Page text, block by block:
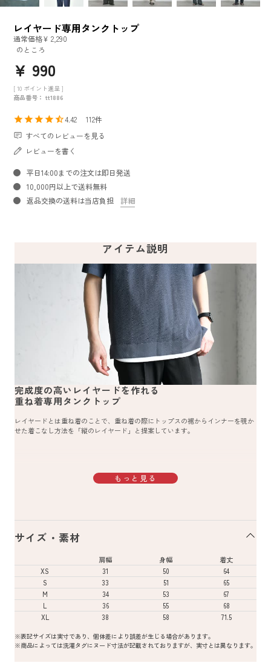
レイヤード専用タンクトップ
通常価格¥ 2,290
のところ
¥ 990
[ 10 ポイント進呈 ]
商品番号
tt1886
4.42
112
すべてのレビューを見る
レビューを書く
平日14:00までの注文は即日発送
10,000円以上で送料無料
返品交換の送料は当店負担
詳細
アイテム説明
完成度の高いレイヤードを作れる
重ね着専用タンクトップ
レイヤードとは重ね着のことで、重ね着の際にトップスの裾からインナーを覗か
せた着こなし方法を「縦のレイヤード」と提案しています。
もっと見る
サイズ・素材
肩幅 身幅
着丈
XS
31 50
64
S
33 51
65
M
34 53
67
L
36 55
68
XL
38 58 71.5
※表記サイズは実寸であり、個体差により誤差が生じる場合があります。
※商品によっては洗濯タグにヌード寸法が記載されておりますが、実寸とは異なります。